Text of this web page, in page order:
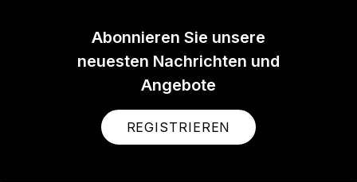
Abonnieren Sie unsere
neuesten Nachrichten und
Angebote
REGISTRIEREN